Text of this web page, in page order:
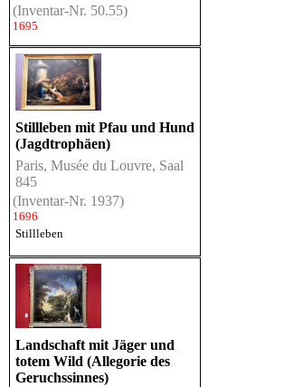
(Inventar-Nr. 50.55)
1695
Stillleben mit Pfau und Hund
(Jagdtrophäen)
Paris, Musée du Louvre, Saal
845
(Inventar-Nr. 1937)
1696
Stillleben
Landschaft mit Jäger und
totem Wild (Allegorie des
Geruchssinnes)